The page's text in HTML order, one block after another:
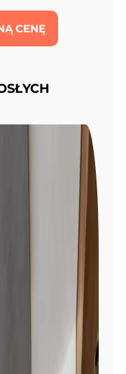
CENĘ